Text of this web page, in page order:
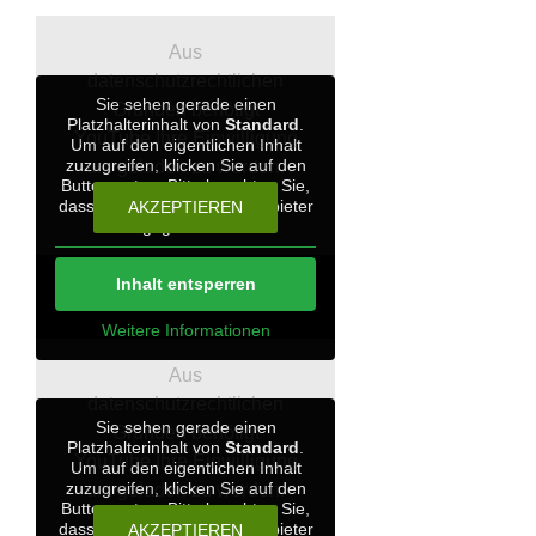
Sie sehen gerade einen
Platzhalterinhalt von Standard
Um auf den eigentlichen Inhalt
zuzugreifen, klicken Sie auf den
Button unten. Bitte beachten Sie,
dass dabei Daten an Drittanbieter
Inhalt entsperren
Weitere Informationen
Aus
datenschutzrechtlichen
Gründen benötigt
YouTube Ihre Einwilligung
um geladen zu werden.
AKZEPTIEREN
Sie sehen gerade einen
Platzhalterinhalt von Standard
Um auf den eigentlichen Inhalt
zuzugreifen, klicken Sie auf den
Button unten. Bitte beachten Sie,
dass dabei Daten an Drittanbieter
Aus
datenschutzrechtlichen
Gründen benötigt
YouTube Ihre Einwilligung
um geladen zu werden.
AKZEPTIEREN